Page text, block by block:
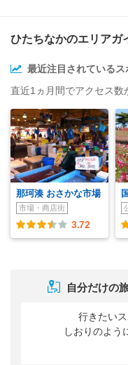
ひたちなかのエリアガ
最近注目されているス
直近1ヵ月間でアクセス数
那珂湊 おさかな市場
市場・商店街
3.72
自分だけの
行きたい
しおりのよう